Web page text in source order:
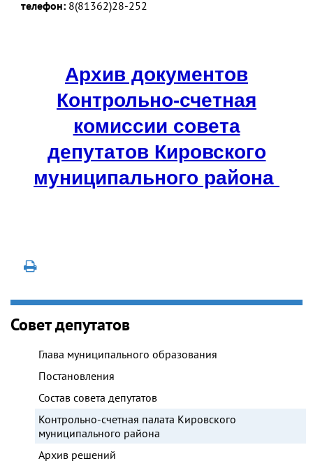
телефон: 8(81362)28-252
Архив документов
Контрольно-счетная
комиссии совета
депутатов Кировского
муниципального района
Совет депутатов
Глава муниципального образования
Постановления
Состав совета депутатов
Контрольно-счетная палата Кировского
муниципального района
Архив решений